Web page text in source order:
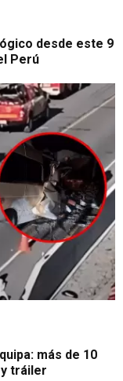
desde este 9
Perú
más de 10
tráiler